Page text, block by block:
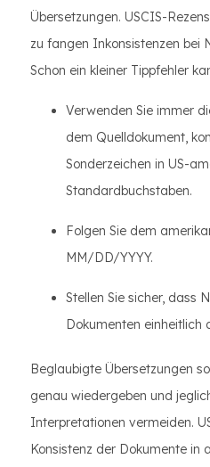
Übersetzungen. USCIS-
zu fangen Inkonsistenzen bei
Schon ein kleiner Tippfehler
Verwenden Sie immer
dem Quelldokument,
Sonderzeichen in US-
Standardbuchstaben.
Folgen Sie dem
MM/DD/YYYY.
Stellen Sie sicher, dass
Dokumenten einheitlich
Beglaubigte Übersetzungen
genau wiedergeben und
Interpretationen vermeiden.
Konsistenz der Dokumente in